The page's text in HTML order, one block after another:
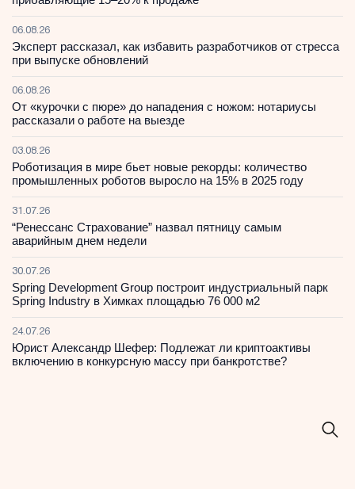
06.08.26
Эксперт рассказал, как избавить разработчиков от стресса
при выпуске обновлений
06.08.26
От «курочки с пюре» до нападения с ножом: нотариусы
рассказали о работе на выезде
03.08.26
Роботизация в мире бьет новые рекорды: количество
промышленных роботов выросло на 15% в 2025 году
31.07.26
“Ренессанс Страхование” назвал пятницу самым
аварийным днем недели
30.07.26
Spring Development Group построит индустриальный парк
Spring Industry в Химках площадью 76 000 м2
24.07.26
Юрист Александр Шефер: Подлежат ли криптоактивы
включению в конкурсную массу при банкротстве?